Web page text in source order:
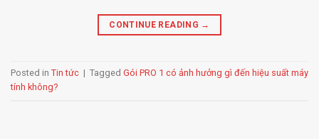
CONTINUE READING →
Posted in Tin tức | Tagged Gói PRO 1 có ảnh hưởng gì đến hiệu suất máy
tính không?